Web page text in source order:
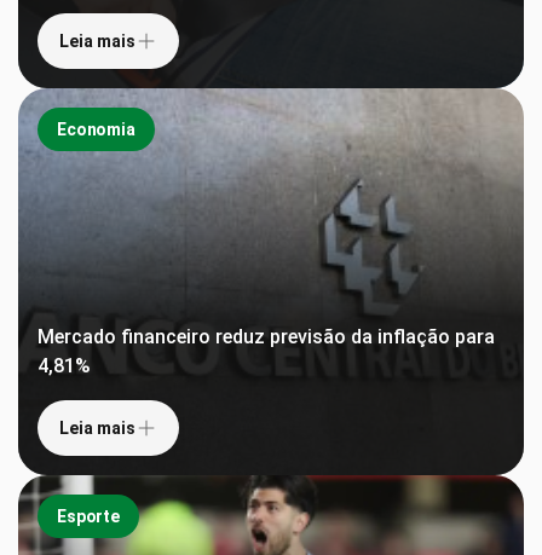
Leia mais
Economia
Mercado financeiro reduz previsão da inflação para
4,81%
Leia mais
Esporte